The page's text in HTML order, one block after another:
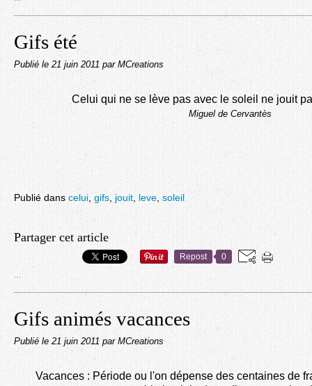
Gifs été
Publié le 21 juin 2011 par MCreations
Celui qui ne se lève pas avec le soleil ne jouit
Miguel de Cervantès
Publié dans celui gifs jouit leve soleil
Partager cet article
Repost 0
Gifs animés vacances
Publié le 21 juin 2011 par MCreations
Vacances : Période ou l'on dépense des centaines de